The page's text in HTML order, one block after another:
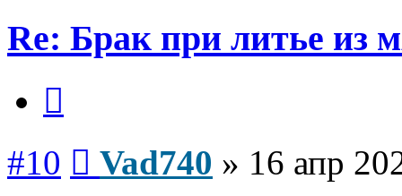
Re: Брак при литье из
#10 Vad740 » 16 апр